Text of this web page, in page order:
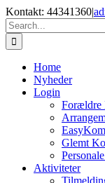
Skip
to
content
Kontakt: 44341360|
Search
for:
Home
Nyheder
Login
Forældre
Glemt
Aktiviteter